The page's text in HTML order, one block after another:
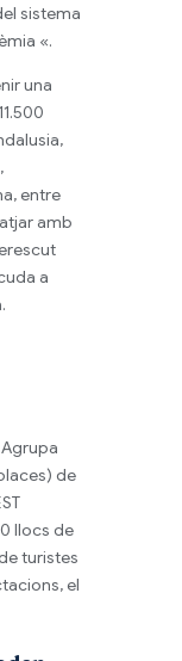
sistema
«.
una
entre
amb
a
de
llocs de
turistes
el